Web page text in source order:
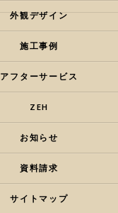
外観デザイン
施工事例
アフターサービス
ZEH
お知らせ
資料請求
サイトマップ